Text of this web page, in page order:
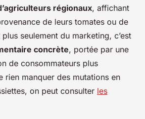
régionaux, affichant
de leurs tomates ou de
plus seulement du marketing, c’est
concrète, portée par une
de consommateurs plus
rien manquer des mutations en
on peut consulter les